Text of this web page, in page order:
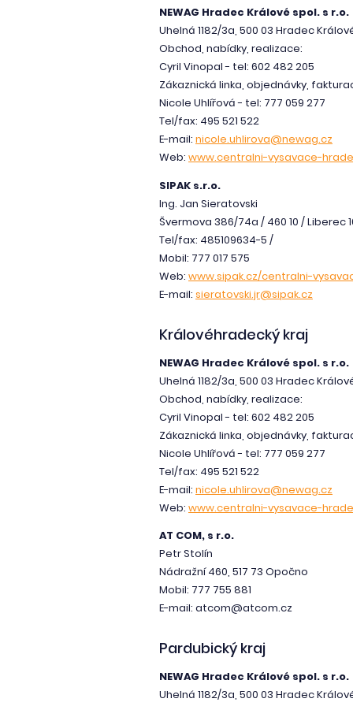
NEWAG Hradec Králové spol. s r.o.
Uhelná 1182/3a, 500 03 Hradec
Obchod, nabídky, realizace:
Cyril Vinopal - tel: 602 482 205
Zákaznická linka, objednávky,
Nicole Uhlířová - tel: 777 059 277
Tel/fax: 495 521 522
E-mail: nicole.uhlirova@newag.cz
Web: www.centralni-vysavace-
SIPAK s.r.o.
Ing. Jan Sieratovski
Švermova 386/74a / 460 10 / Liberec
Tel/fax: 485109634-5 /
Mobil: 777 017 575
Web: www.sipak.cz/centralni-
E-mail: sieratovski.jr@sipak.cz
Královéhradecký kraj
NEWAG Hradec Králové spol. s r.o.
Uhelná 1182/3a, 500 03 Hradec
Obchod, nabídky, realizace:
Cyril Vinopal - tel: 602 482 205
Zákaznická linka, objednávky,
Nicole Uhlířová - tel: 777 059 277
Tel/fax: 495 521 522
E-mail: nicole.uhlirova@newag.cz
Web: www.centralni-vysavace-
AT COM, s r.o.
Petr Stolín
Nádražní 460, 517 73 Opočno
Mobil: 777 755 881
E-mail: atcom@atcom.cz
Pardubický kraj
NEWAG Hradec Králové spol. s r.o.
Uhelná 1182/3a, 500 03 Hradec